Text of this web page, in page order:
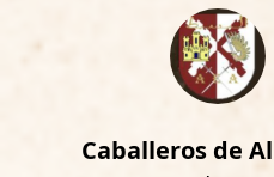
Caballeros de